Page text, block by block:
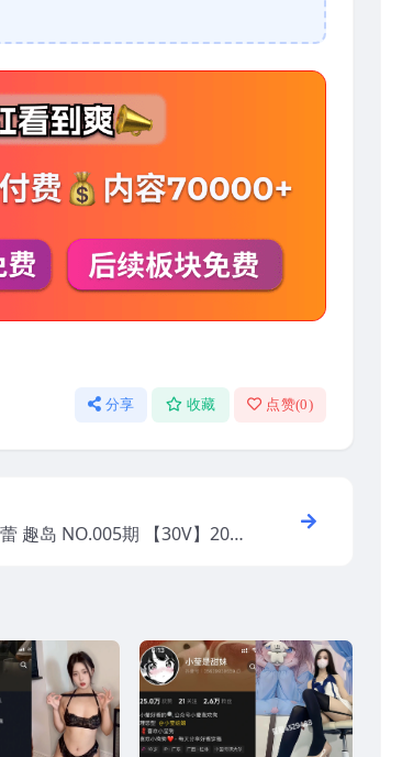
分享 收藏 点赞(0)
趣岛 NO.005期 【30V】202